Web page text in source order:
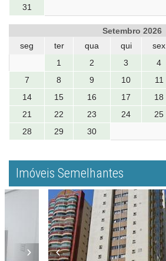
31
Setembro 2026
seg
ter qua qui sex
1
2 3 4
7
8 9 10 11
14
15 16 17 18
21
22 23 24 25
28
29 30
Imóveis Semelhantes